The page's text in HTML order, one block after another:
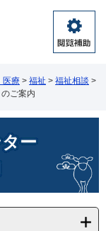
閲
覧
助
医療 > 福祉 > 福祉相談 >
ご案内
ー